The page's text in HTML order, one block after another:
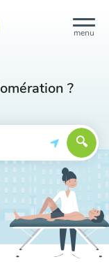
menu
?